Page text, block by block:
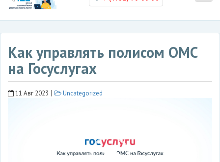
Как управлять полисом ОМС
на Госуслугах
11 Авг 2023 | Uncategorized